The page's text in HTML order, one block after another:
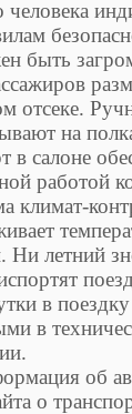
человека
быть
отсеке.
на
в салоне
работой
климат-
Ни летний
в
в
об
о